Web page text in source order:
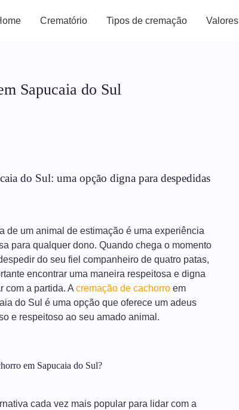
Crematório Tipos de cremação Valores
Sapucaia do Sul
do Sul: uma opção digna para despedidas
de um animal de estimação é uma experiência
para qualquer dono. Quando chega o momento
do seu fiel companheiro de quatro patas,
encontrar uma maneira respeitosa e digna
com a partida. A cremação de cachorro em
do Sul é uma opção que oferece um adeus
e respeitoso ao seu amado animal.
em Sapucaia do Sul?
cada vez mais popular para lidar com a